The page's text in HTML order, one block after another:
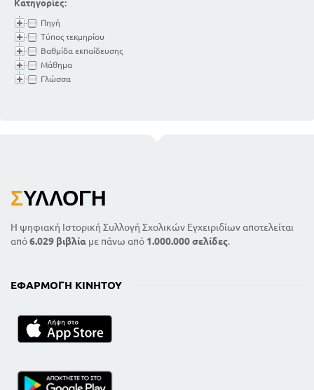
Κατηγορίες:
Πηγή
Τύπος τεκμηρίου
Βαθμίδα εκπαίδευσης
Μάθημα
Γλώσσα
ΣΥΛΛΟΓΉ
Η ψηφιακή Ιστορική Συλλογή Σχολικών Εγχειριδίων αποτελείται
από6.029 βιβλία με πάνω από 1.000.000 σελίδες.
ΕΦΑΡΜΟΓΉ ΚΙΝΗΤΟΎ